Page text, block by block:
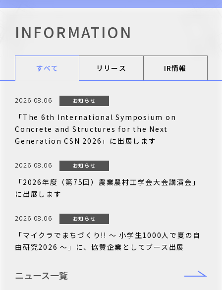
INFORMATION
すべて リリース IR情報
2026.08.06 お知らせ
「The 6th International Symposium on
Concrete and Structures for the Next
Generation CSN 2026」に出展します
2026.08.06 お知らせ
「2026年度（第75回）農業農村工学会大会講演会」
に出展します
2026.08.06 お知らせ
「マイクラでまちづくり!! ～ 小学生1000人で夏の自
由研究2026 ～」に、協賛企業としてブース出展
ニュース一覧